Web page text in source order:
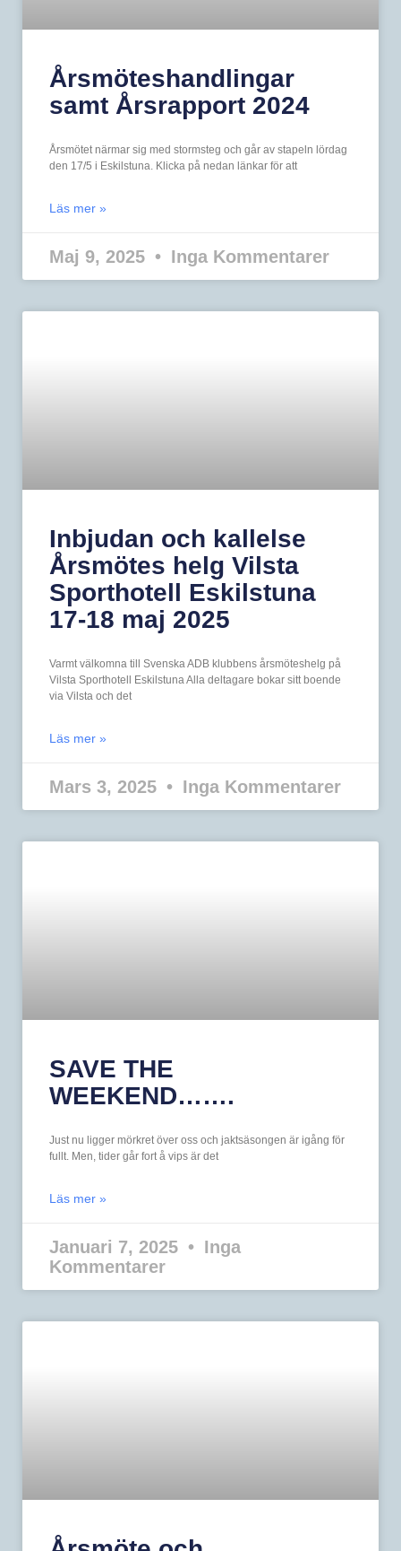
Årsmöteshandlingar
samt Årsrapport 2024
Årsmötet närmar sig med stormsteg och går av stapeln lördag
den 17/5 i Eskilstuna. Klicka på nedan länkar för att
Läs mer »
Maj 9, 2025 Inga Kommentarer
Inbjudan och kallelse
Årsmötes helg Vilsta
Sporthotell Eskilstuna
17-18 maj 2025
Varmt välkomna till Svenska ADB klubbens årsmöteshelg på
Vilsta Sporthotell Eskilstuna Alla deltagare bokar sitt boende
via Vilsta och det
Läs mer »
Mars 3, 2025 Inga Kommentarer
SAVE THE
WEEKEND…….
Just nu ligger mörkret över oss och jaktsäsongen är igång för
fullt. Men, tider går fort å vips är det
Läs mer »
Januari 7, 2025
Inga
Kommentarer